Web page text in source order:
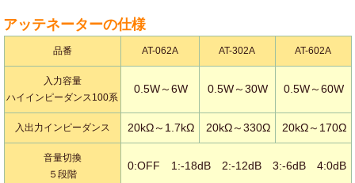
アッテネーターの仕様
品番 AT-062A AT-302A AT-602A
入力容量
ハイインピーダンス100系
0.5W～6W 0.5W～30W 0.5W～60W
入出力インピーダンス 20kΩ～1.7kΩ 20kΩ～330Ω 20kΩ～170Ω
音量切換
５段階
0:OFF 1:-18dB 2:-12dB 3:-6dB 4:0dB